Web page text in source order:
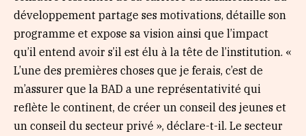
développement partage ses motivations, détaille son
programme et expose sa vision ainsi que l’impact
qu’il entend avoir s’il est élu à la tête de l’institution. «
L’une des premières choses que je ferais, c’est de
m’assurer que la BAD a une représentativité qui
reflète le continent, de créer un conseil des jeunes et
un conseil du secteur privé », déclare-t-il. Le secteur